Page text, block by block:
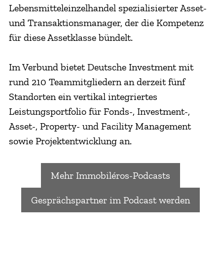
Lebensmitteleinzelhandel spezialisierter Asset-
und Transaktionsmanager, der die Kompetenz
für diese Assetklasse bündelt.
Im Verbund bietet Deutsche Investment mit
rund 210 Teammitgliedern an derzeit fünf
Standorten ein vertikal integriertes
Leistungsportfolio für Fonds-, Investment-,
Asset-, Property- und Facility Management
sowie Projektentwicklung an.
Mehr Immobiléros-Podcasts
Gesprächspartner im Podcast werden